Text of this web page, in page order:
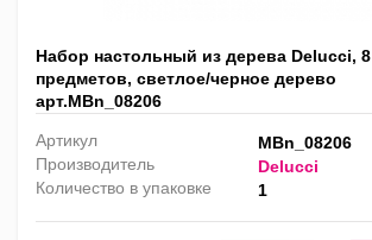
Набор настольный из дерева Delucci, 8
предметов, светлое/черное дерево
арт.MBn_08206
Артикул
MBn_08206
Производитель
Delucci
Количество в упаковке
1